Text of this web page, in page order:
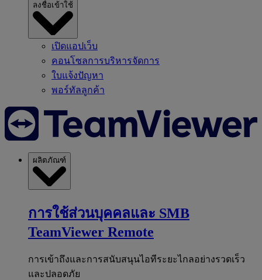
ลงชื่อเข้าใช้
เปิดแอปเว็บ
คอนโซลการบริหารจัดการ
ใบแจ้งปัญหา
พอร์ทัลลูกค้า
ผลิตภัณฑ์
การใช้ส่วนบุคคลและ SMB
TeamViewer Remote
การเข้าถึงและการสนับสนุนไอทีระยะไกลอย่างรวดเร็ว
และปลอดภัย